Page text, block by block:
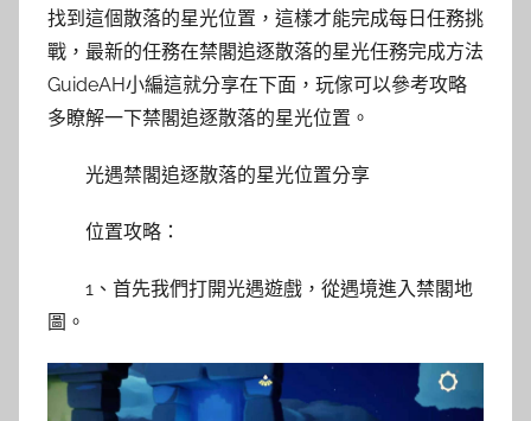
找到這個散落的星光位置，這樣才能完成每日任務挑
戰，最新的任務在禁閣追逐散落的星光任務完成方法
GuideAH小編這就分享在下面，玩傢可以參考攻略
多瞭解一下禁閣追逐散落的星光位置。
光遇禁閣追逐散落的星光位置分享
位置攻略：
1、首先我們打開光遇遊戲，從遇境進入禁閣地
圖。